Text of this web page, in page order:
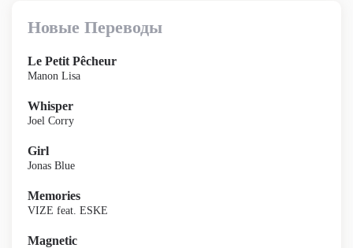
Новые Переводы
Le Petit Pêcheur
Manon Lisa
Whisper
Joel Corry
Girl
Jonas Blue
Memories
VIZE feat. ESKE
Magnetic